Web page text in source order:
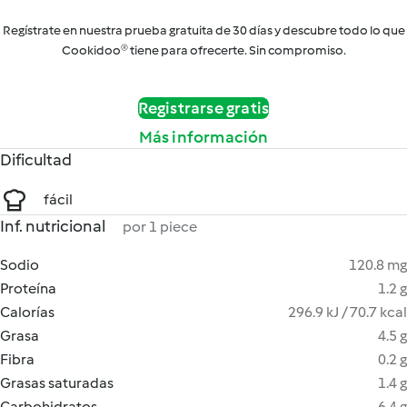
Regístrate en nuestra prueba gratuita de 30 días y descubre todo lo que
Cookidoo® tiene para ofrecerte. Sin compromiso.
Registrarse gratis
Más información
Dificultad
fácil
Inf. nutricional por 1 piece
Sodio
120.8 mg
Proteína
1.2 g
Calorías
296.9 kJ / 70.7 kcal
Grasa
4.5 g
Fibra
0.2 g
Grasas saturadas
1.4 g